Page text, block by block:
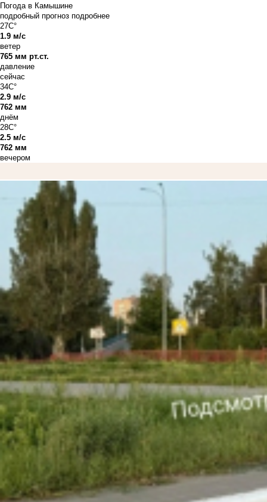
Погода в Камышине
подробный прогноз подробнее
27C°
1.9 м/с
ветер
765 мм рт.ст.
давление
сейчас
34C°
2.9 м/с
762 мм
днём
28C°
2.5 м/с
762 мм
вечером